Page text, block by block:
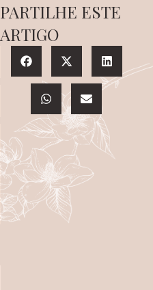
PARTILHE ESTE
ARTIGO